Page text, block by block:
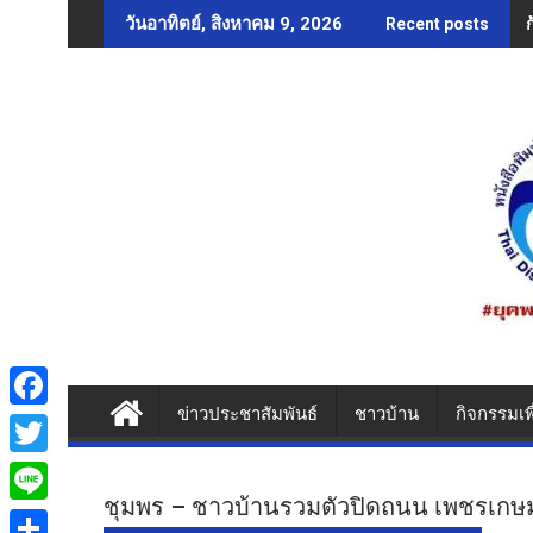
to
วันอาทิตย์, สิงหาคม 9, 2026 Recent posts
ข่าวประชาสัมพันธ์ ชาวบ้าน กิจกรรมเ
ชุมพร – ชาวบ้านรวมตัวปิดถนน เพชรเกษ
F
a
c
T
w
L